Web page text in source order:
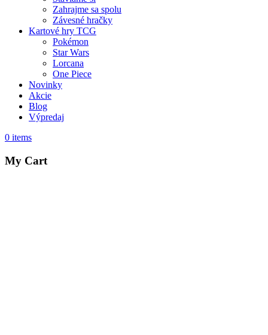
Zahrajme sa spolu
Závesné hračky
Kartové hry TCG
Pokémon
Star Wars
Lorcana
One Piece
Novinky
Akcie
Blog
Výpredaj
0 items
My Cart